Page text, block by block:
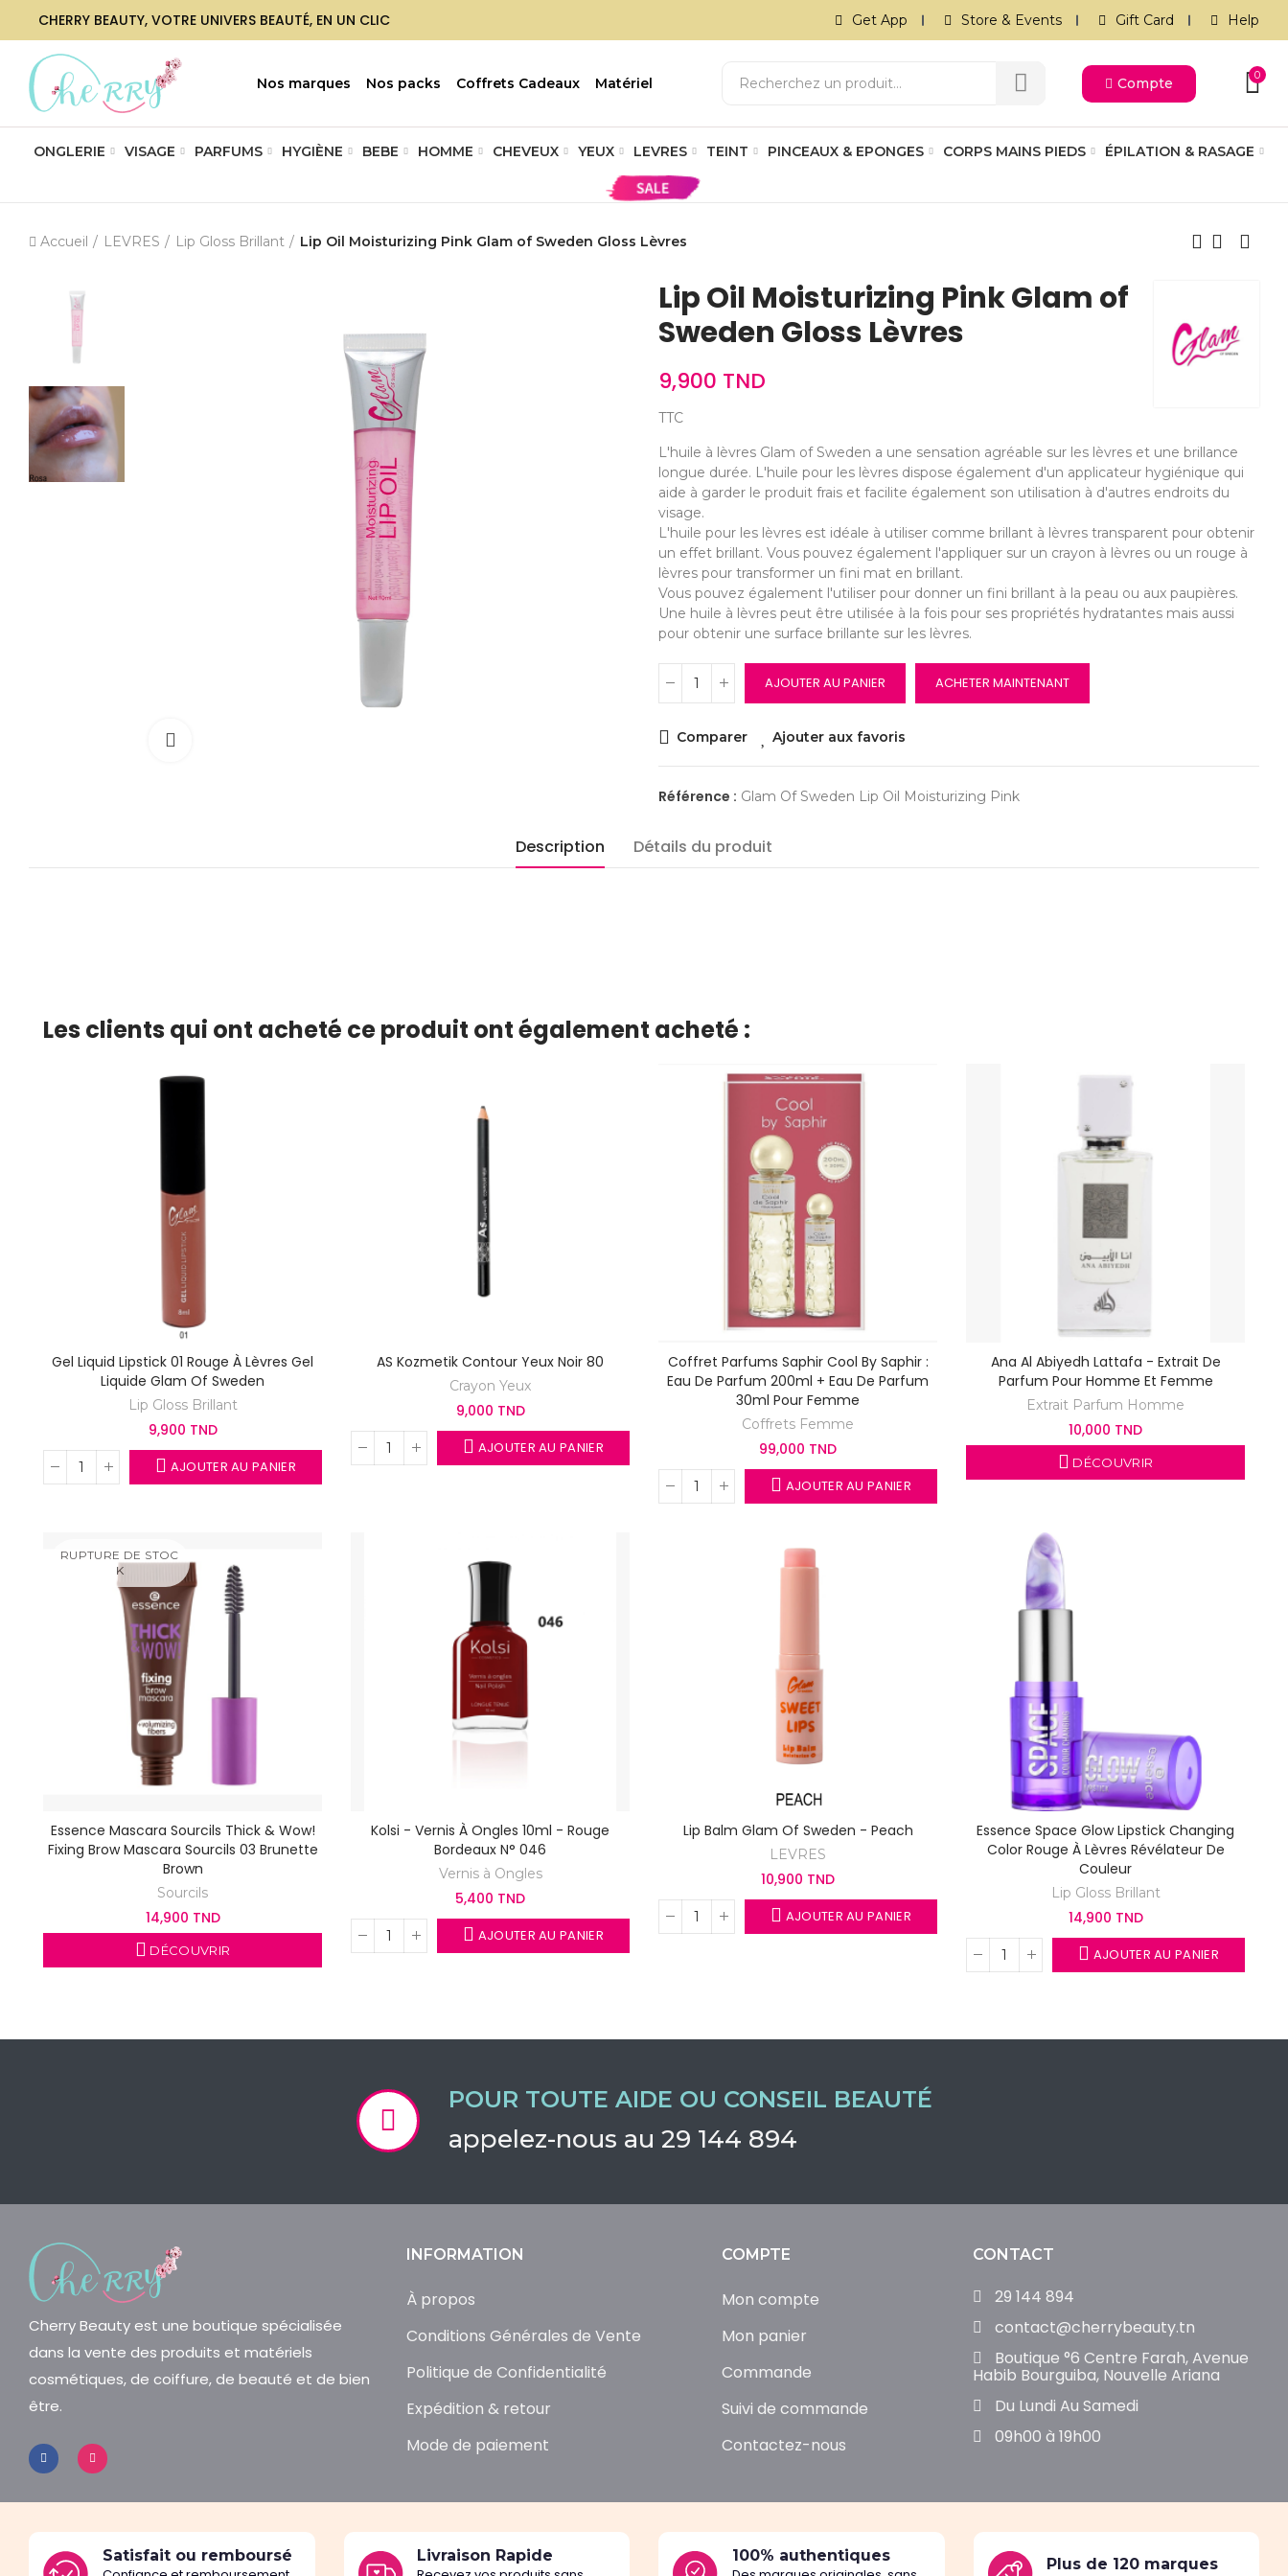
CHERRY BEAUTY, VOTRE UNIVERS BEAUTÉ, EN UN CLIC Get App Store & Events Gift Card Help
Nos marques Nos packs Coffrets Cadeaux Matériel Compte
0
ONGLERIE VISAGE PARFUMS HYGIÈNE BEBE HOMME CHEVEUX YEUX LEVRES TEINT PINCEAUX & EPONGES CORPS MAINS PIEDS ÉPILATION & RASAGE
Accueil LEVRES Lip Gloss Brillant Lip Oil Moisturizing Pink Glam of Sweden Gloss Lèvres
Lip Oil Moisturizing Pink Glam of
Sweden Gloss Lèvres
9,900 TND
TTC
L'huile à lèvres Glam of Sweden a une sensation agréable sur les lèvres et une brillance
longue durée. L'huile pour les lèvres dispose également d'un applicateur hygiénique qui
aide à garder le produit frais et facilite également son utilisation à d'autres endroits du
visage.
L'huile pour les lèvres est idéale à utiliser comme brillant à lèvres transparent pour obtenir
un effet brillant. Vous pouvez également l'appliquer sur un crayon à lèvres ou un rouge à
lèvres pour transformer un fini mat en brillant.
Vous pouvez également l'utiliser pour donner un fini brillant à la peau ou aux paupières.
Une huile à lèvres peut être utilisée à la fois pour ses propriétés hydratantes mais aussi
pour obtenir une surface brillante sur les lèvres.
AJOUTER AU PANIER ACHETER MAINTENANT
Comparer Ajouter aux favoris
Référence : Glam Of Sweden Lip Oil Moisturizing Pink
Description Détails du produit
Les clients qui ont acheté ce produit ont également acheté :
Gel Liquid Lipstick 01 Rouge À Lèvres Gel
Liquide Glam Of Sweden
Lip Gloss Brillant
9,900 TND
AJOUTER AU PANIER
AS Kozmetik Contour Yeux Noir 80
Crayon Yeux
9,000 TND
AJOUTER AU PANIER
Coffret Parfums Saphir Cool By Saphir :
Eau De Parfum 200ml + Eau De Parfum
30ml Pour Femme
Coffrets Femme
99,000 TND
AJOUTER AU PANIER
Ana Al Abiyedh Lattafa - Extrait De
Parfum Pour Homme Et Femme
Extrait Parfum Homme
10,000 TND
DÉCOUVRIR
RUPTURE DE STOC
K
Essence Mascara Sourcils Thick & Wow!
Fixing Brow Mascara Sourcils 03 Brunette
Brown
Sourcils
14,900 TND
DÉCOUVRIR
Kolsi - Vernis À Ongles 10ml - Rouge
Bordeaux N° 046
Vernis à Ongles
5,400 TND
AJOUTER AU PANIER
Lip Balm Glam Of Sweden - Peach
LEVRES
10,900 TND
AJOUTER AU PANIER
Essence Space Glow Lipstick Changing
Color Rouge À Lèvres Révélateur De
Couleur
Lip Gloss Brillant
14,900 TND
AJOUTER AU PANIER
POUR TOUTE AIDE OU CONSEIL BEAUTÉ
appelez-nous au 29 144 894
Cherry Beauty est une boutique spécialisée
dans la vente des produits et matériels
cosmétiques, de coiffure, de beauté et de bien
être.
INFORMATION
À propos
Conditions Générales de Vente
Politique de Confidentialité
Expédition & retour
Mode de paiement
COMPTE
Mon compte
Mon panier
Commande
Suivi de commande
Contactez-nous
CONTACT
29 144 894
contact@cherrybeauty.tn
Boutique °6 Centre Farah, Avenue
Habib Bourguiba, Nouvelle Ariana
Du Lundi Au Samedi
09h00 à 19h00
Satisfait ou remboursé
Livraison Rapide
100% authentiques
Plus de 120 marques